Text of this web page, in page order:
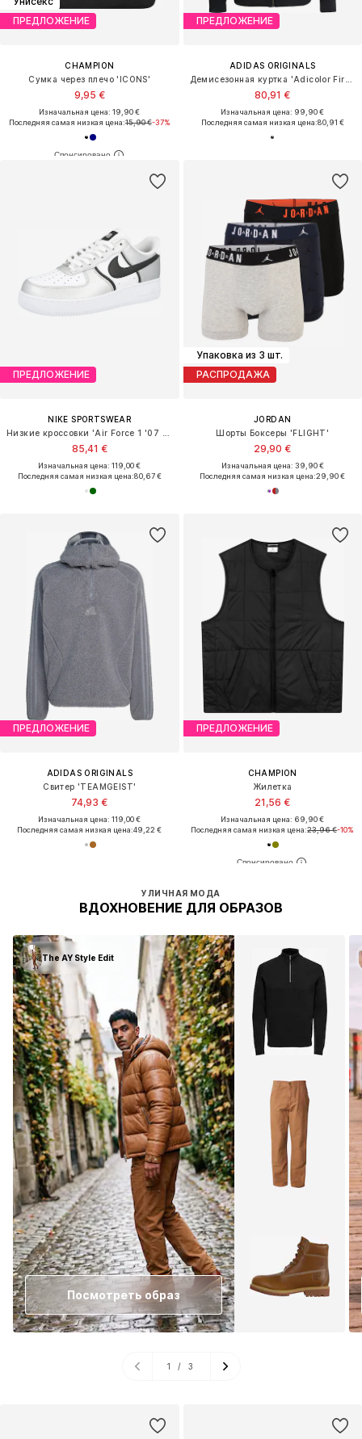
ПРЕДЛОЖЕНИЕ
CHAMPION
Сумка через плечо 'ICONS'
9,95 €
Изначальная цена: 19,90 €
Последняя самая низкая цена:15,90 €-37%
ПРЕДЛОЖЕНИЕ
ADIDAS ORIGINALS
80,91 €
Изначальная цена: 99,90 €
Последняя самая низкая цена:80,91 €
ПРЕДЛОЖЕНИЕ
NIKE SPORTSWEAR
85,41 €
Изначальная цена: 119,00 €
Последняя самая низкая цена:80,67 €
Упаковка из 3 шт.
РАСПРОДАЖА
JORDAN
Шорты Боксеры 'FLIGHT'
29,90 €
Изначальная цена: 39,90 €
Последняя самая низкая цена:29,90 €
ПРЕДЛОЖЕНИЕ
ADIDAS ORIGINALS
Свитер 'TEAMGEIST'
74,93 €
Изначальная цена: 119,00 €
Последняя самая низкая цена:49,22 €
ПРЕДЛОЖЕНИЕ
CHAMPION
Жилетка
21,56 €
Изначальная цена: 69,90 €
Последняя самая низкая цена:23,96 €-10%
УЛИЧНАЯ МОДА
ВДОХНОВЕНИЕ ДЛЯ ОБРАЗОВ
The AY Style Edit
Посмотреть образ
1 / 3